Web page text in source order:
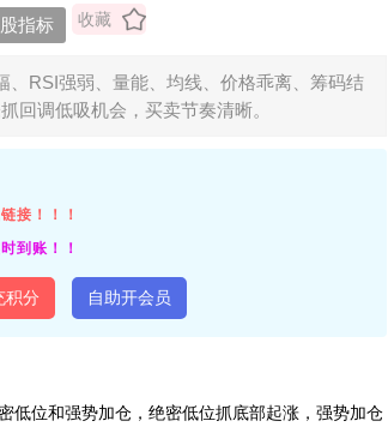
指标 收藏
、RSI强弱、量能、均线、价格乖离、筹码结
回调低吸机会，买卖节奏清晰。
接！！！
到账！！
积分 自助开会员
低位和强势加仓，绝密低位抓底部起涨，强势加仓